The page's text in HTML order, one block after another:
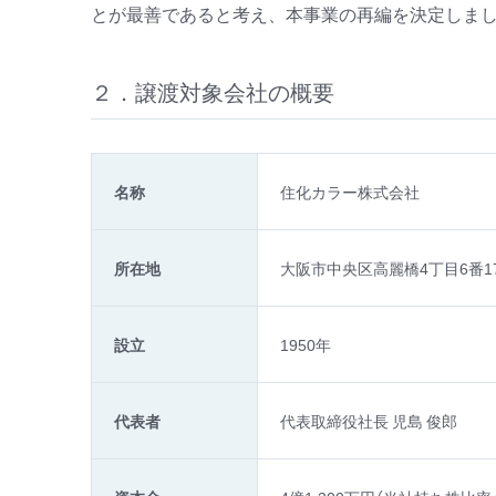
とが最善であると考え、本事業の再編を決定しまし
２．譲渡対象会社の概要
名称 住化カラー株式会社
所在地 大阪市中央区高麗橋4丁目6番
設立 1950年
代表者 代表取締役社長 児島 俊郎